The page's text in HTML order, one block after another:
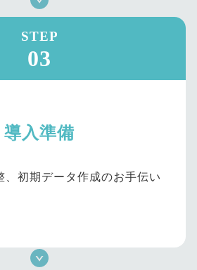
STEP
03
導入準備
、初期データ作成のお手伝い